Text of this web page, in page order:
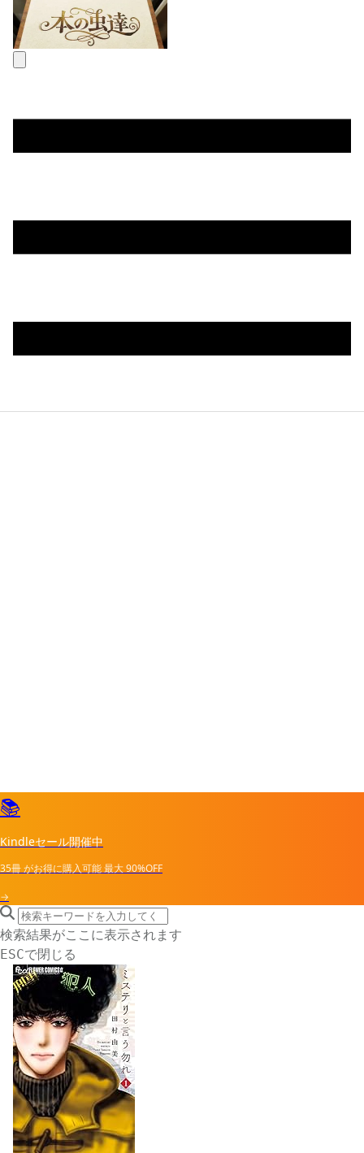
📚
Kindleセール開催中
35冊がお得に購入可能最大90%OFF
→
search icon
サイト内検索
検索結果がここに表示されます
ESCで閉じる